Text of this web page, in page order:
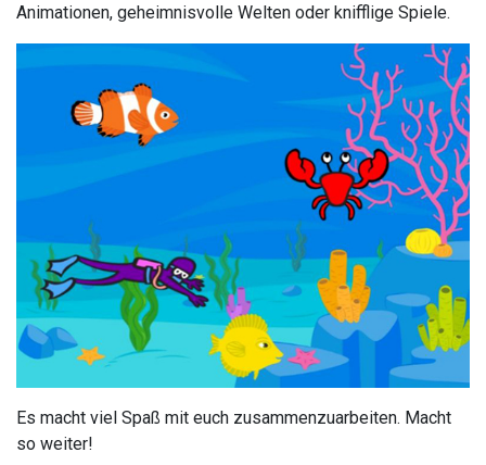
Animationen, geheimnisvolle Welten oder knifflige Spiele.
Es macht viel Spaß mit euch zusammenzuarbeiten. Macht
so weiter!